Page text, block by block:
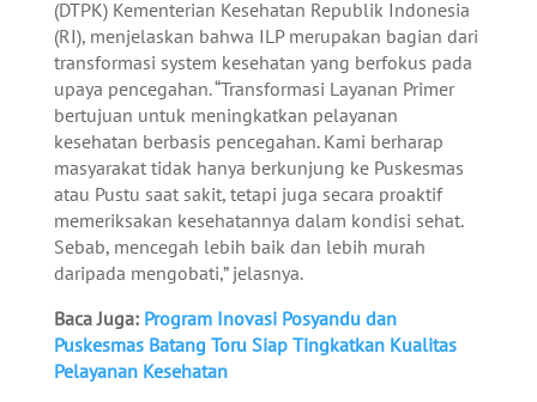
(DTPK) Kementerian Kesehatan Republik Indonesia
(RI), menjelaskan bahwa ILP merupakan bagian dari
transformasi system kesehatan yang berfokus pada
upaya pencegahan. “Transformasi Layanan Primer
bertujuan untuk meningkatkan pelayanan
kesehatan berbasis pencegahan. Kami berharap
masyarakat tidak hanya berkunjung ke Puskesmas
atau Pustu saat sakit, tetapi juga secara proaktif
memeriksakan kesehatannya dalam kondisi sehat.
Sebab, mencegah lebih baik dan lebih murah
daripada mengobati,” jelasnya.
Baca Juga: Program Inovasi Posyandu dan
Puskesmas Batang Toru Siap Tingkatkan Kualitas
Pelayanan Kesehatan